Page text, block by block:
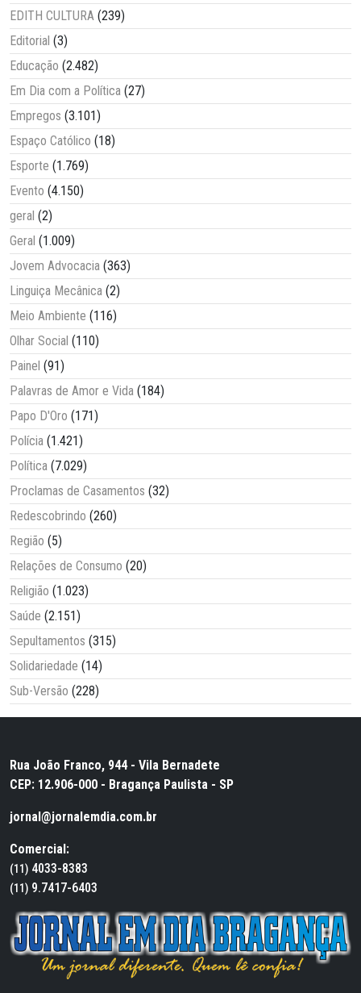
EDITH CULTURA (239)
Editorial (3)
Educação (2.482)
Em Dia com a Política (27)
Empregos (3.101)
Espaço Católico (18)
Esporte (1.769)
Evento (4.150)
geral (2)
Geral (1.009)
Jovem Advocacia (363)
Linguiça Mecânica (2)
Meio Ambiente (116)
Olhar Social (110)
Painel (91)
Palavras de Amor e Vida (184)
Papo D'Oro (171)
Polícia (1.421)
Política (7.029)
Proclamas de Casamentos (32)
Redescobrindo (260)
Região (5)
Relações de Consumo (20)
Religião (1.023)
Saúde (2.151)
Sepultamentos (315)
Solidariedade (14)
Sub-Versão (228)
Rua João Franco, 944 - Vila Bernadete
CEP: 12.906-000 - Bragança Paulista - SP
jornal@jornalemdia.com.br
Comercial:
(11) 4033-8383
(11) 9.7417-6403